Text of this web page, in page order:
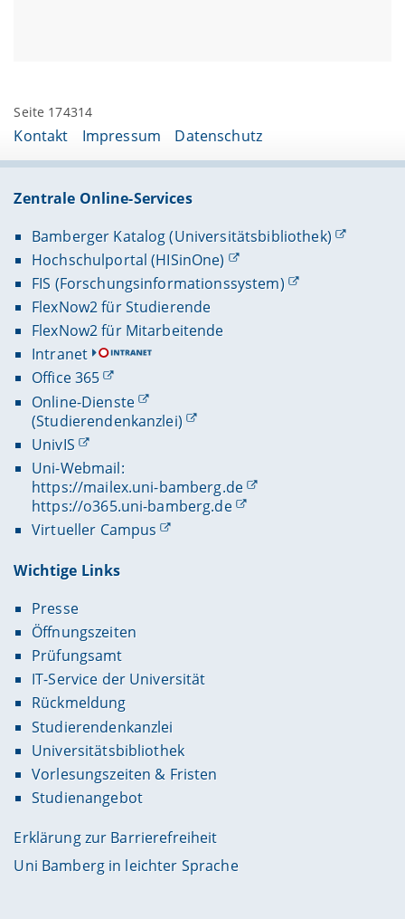
Seite 174314
Kontakt Impressum Datenschutz
Zentrale Online-Services
Bamberger Katalog (Universitätsbibliothek)
Hochschulportal (HISinOne)
FIS (Forschungsinformationssystem)
FlexNow2 für Studierende
FlexNow2 für Mitarbeitende
Intranet
Office 365
Online-Dienste
(Studierendenkanzlei)
UnivIS
Uni-Webmail:
https://mailex.uni-bamberg.de
https://o365.uni-bamberg.de
Virtueller Campus
Wichtige Links
Presse
Öffnungszeiten
Prüfungsamt
IT-Service der Universität
Rückmeldung
Studierendenkanzlei
Universitätsbibliothek
Vorlesungszeiten & Fristen
Studienangebot
Erklärung zur Barrierefreiheit
Uni Bamberg in leichter Sprache